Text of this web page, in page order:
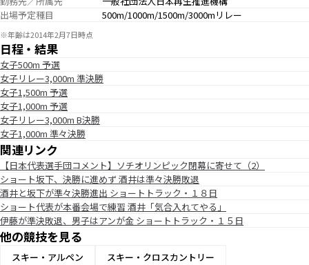
出場予定種目
500m/1000m/1500m/3000mリレー
※年齢は2014年2月7日時点
日程・結果
女子500m 予選
女子リレー3,000m 準決勝
女子1,500m 予選
女子1,000m 予選
女子リレー3,000m B決勝
女子1,000m 準々決勝
関連リンク
【日本代表選手団コメント】ソチオリンピック閉幕に寄せて（2）
ショート坂下、決勝に進めず 酒井は準々決勝敗退
酒井と坂下が準々決勝進出 ショートトラック・１８日
ショート代表が本番会場で練習 酒井「気合入れてやる」
伊藤が準決敗退、男子はアンが金 ショートトラック・１５日
他の競技を見る
スキー・アルペン
スキー・クロスカントリー